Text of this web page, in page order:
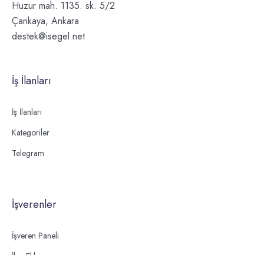
Huzur mah. 1135. sk. 5/2
Çankaya, Ankara
destek@isegel.net
İş İlanları
İş İlanları
Kategoriler
Telegram
İşverenler
İşveren Paneli